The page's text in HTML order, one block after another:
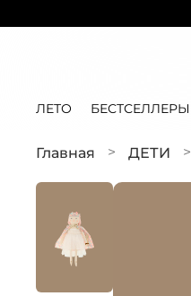
ЛЕТО БЕСТСЕЛЛЕРЫ
Главная ДЕТИ